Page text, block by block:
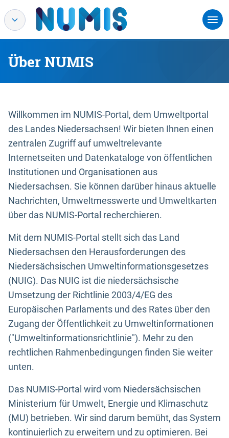
Über NUMIS
Willkommen im NUMIS-Portal, dem Umweltportal
des Landes Niedersachsen! Wir bieten Ihnen einen
zentralen Zugriff auf umweltrelevante
Internetseiten und Datenkataloge von öffentlichen
Institutionen und Organisationen aus
Niedersachsen. Sie können darüber hinaus aktuelle
Nachrichten, Umweltmesswerte und Umweltkarten
über das NUMIS-Portal recherchieren.
Mit dem NUMIS-Portal stellt sich das Land
Niedersachsen den Herausforderungen des
Niedersächsischen Umweltinformationsgesetzes
(NUIG). Das NUIG ist die niedersächsische
Umsetzung der Richtlinie 2003/4/EG des
Europäischen Parlaments und des Rates über den
Zugang der Öffentlichkeit zu Umweltinformationen
("Umweltinformationsrichtlinie"). Mehr zu den
rechtlichen Rahmenbedingungen finden Sie weiter
unten.
Das NUMIS-Portal wird vom Niedersächsischen
Ministerium für Umwelt, Energie und Klimaschutz
(MU) betrieben. Wir sind darum bemüht, das System
kontinuierlich zu erweitern und zu optimieren. Bei